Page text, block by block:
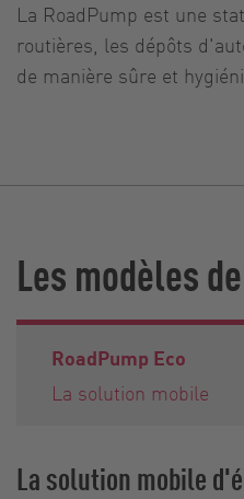
La RoadPump est une
routières, les dépôts
de manière sûre et
Les modèles
RoadPump Eco
La solution mobile
La solution mobile